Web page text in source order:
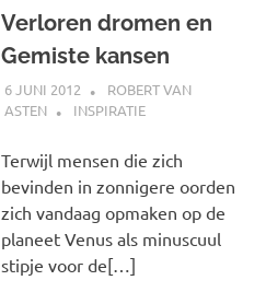
Verloren dromen en
Gemiste kansen
6 JUNI 2012
ROBERT VAN
ASTEN
INSPIRATIE
Terwijl mensen die zich
bevinden in zonnigere oorden
zich vandaag opmaken op de
planeet Venus als minuscuul
stipje voor de[…]